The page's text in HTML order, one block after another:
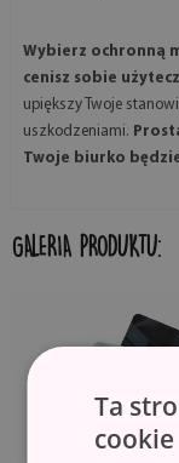
Wybierz ochronną
cenisz sobie
upiększy Twoje
uszkodzeniami.
Twoje biurko
GALERIA PRODUKTU:
Ta
cookie